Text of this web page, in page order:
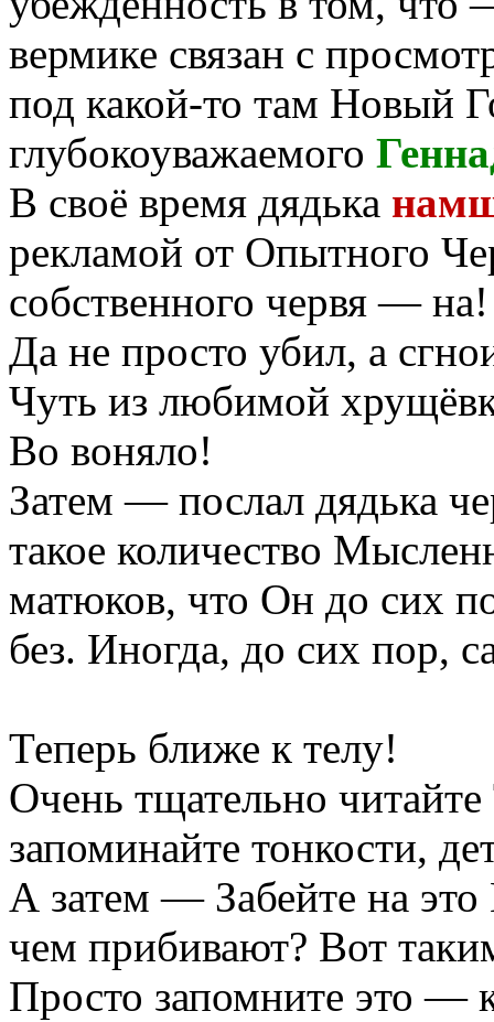
вермике связан с
под какой-то там Новый
глубокоуважаемого
В своё время дядька
рекламой от Опытного
собственного червя — на!
Да не просто убил, а
Чуть из любимой
Во воняло!
Затем — послал дядька
такое количество
матюков, что Он до сих
без. Иногда, до сих пор,
Теперь ближе к телу!
Очень тщательно
запоминайте тонкости,
А затем — Забейте на
чем прибивают? Вот
Просто запомните это —